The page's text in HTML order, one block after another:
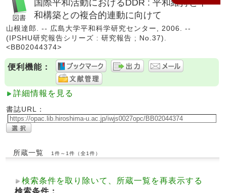
国際平和活動におけるDDR : 平和維持と平
和構築との複合的連動に向けて
山根達郎. -- 広島大学平和科学研究センター, 2006. --
(IPSHU研究報告シリーズ : 研究報告 ; No.37).
<BB02044374>
便利機能：
詳細情報を見る
書誌URL：
所蔵一覧 1件～1件（全1件）
検索条件を取り除いて、所蔵一覧を再表示する
検索条件：